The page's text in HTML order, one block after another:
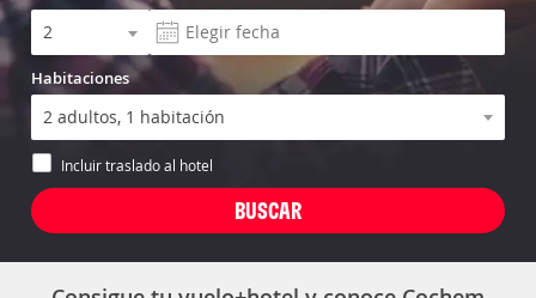
Habitaciones
Incluir traslado al hotel